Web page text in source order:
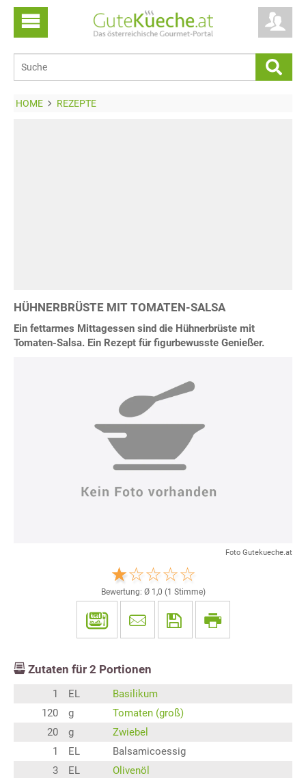
HOME REZEPTE
HÜHNERBRÜSTE MIT TOMATEN-SALSA
Ein fettarmes Mittagessen sind die Hühnerbrüste mit
Tomaten-Salsa. Ein Rezept für figurbewusste Genießer.
Foto Gutekueche.at
Bewertung: Ø 1,0 (1 Stimme)
Zutaten für 2 Portionen
1 EL
Basilikum
120
g
Tomaten (groß)
20
g
Zwiebel
1
EL
Balsamicoessig
3
EL
Olivenöl